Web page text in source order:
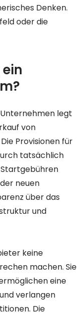
Denken.
oder die
legt
von
Provisionen für
tatsächlich
neuen
über das
und
keine
machen. Sie
eine
verlangen
Die